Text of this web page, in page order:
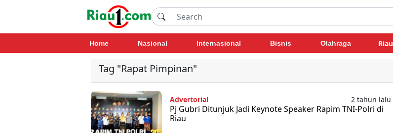
Home Nasional Internasional Bisnis Olahraga Riau
Tag "Rapat Pimpinan"
Advertorial 2 tahun lalu
Pj Gubri Ditunjuk Jadi Keynote Speaker Rapim TNI-Polri di
Riau